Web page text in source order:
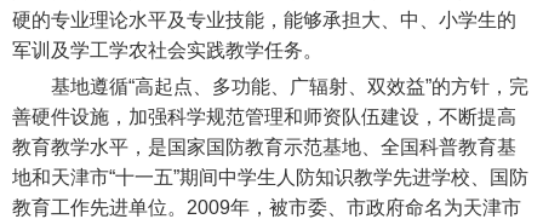
硬的专业理论水平及专业技能，能够承担大、中、小学生的
军训及学工学农社会实践教学任务。
基地遵循“高起点、多功能、广辐射、双效益”的方针，完
善硬件设施，加强科学规范管理和师资队伍建设，不断提高
教育教学水平，是国家国防教育示范基地、全国科普教育基
地和天津市“十一五”期间中学生人防知识教学先进学校、国防
教育工作先进单位。2009年，被市委、市政府命名为天津市